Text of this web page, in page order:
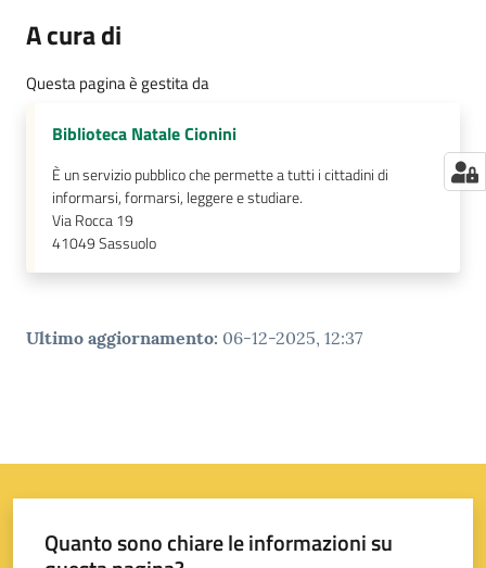
A cura di
Questa pagina è gestita da
Biblioteca Natale Cionini
È un servizio pubblico che permette a tutti i cittadini di
informarsi, formarsi, leggere e studiare.
Via Rocca 19
41049Sassuolo
Ultimo aggiornamento: 06-12-2025, 12:37
Quanto sono chiare le informazioni su